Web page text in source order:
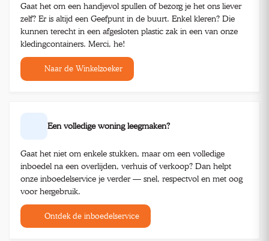
Gaat het om een handjevol spullen of bezorg je het ons liever
zelf? Er is altijd een Geefpunt in de buurt. Enkel kleren? Die
kunnen terecht in een afgesloten plastic zak in een van onze
kledingcontainers. Merci, he!
Naar de Winkelzoeker
Een volledige woning leegmaken?
Gaat het niet om enkele stukken, maar om een volledige
inboedel na een overlijden, verhuis of verkoop? Dan helpt
onze inboedelservice je verder — snel, respectvol en met oog
voor hergebruik.
Ontdek de inboedelservice